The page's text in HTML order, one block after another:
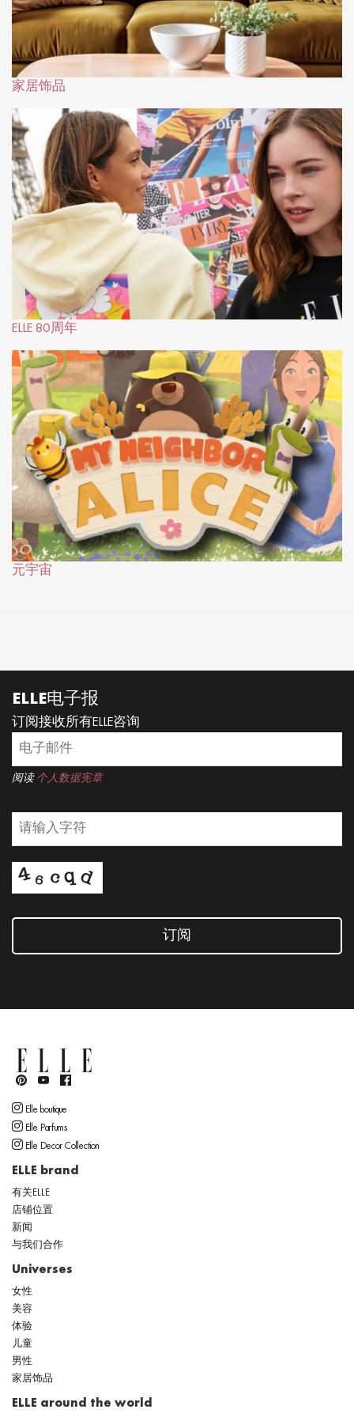
家居饰品
ELLE 80周年
元宇宙
ELLE电子报
订阅接收所有ELLE咨询
阅读 个人数据宪章
订阅
Elle boutique
Elle Parfums
Elle Decor Collection
ELLE brand
有关ELLE
店铺位置
新闻
与我们合作
Universes
女性
美容
体验
儿童
男性
家居饰品
ELLE around the world